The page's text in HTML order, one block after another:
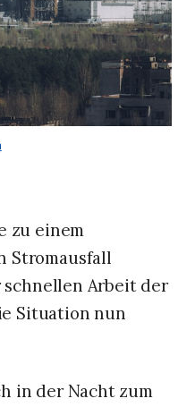
zu einem
Stromausfall
Arbeit der
Situation nun
in der Nacht zum